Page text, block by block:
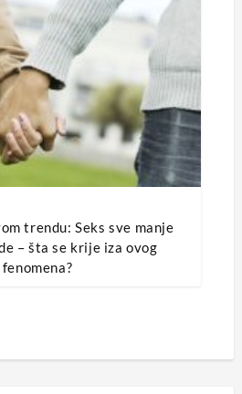
trendu: Seks sve manje
– šta se krije iza ovog
fenomena?